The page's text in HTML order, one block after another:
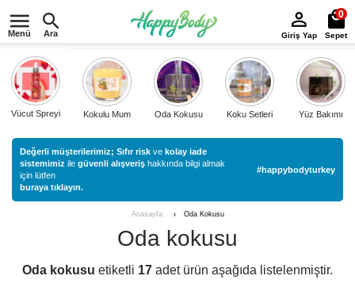
Menü Ara Giriş Yap
0
Sepet
Vücut Spreyi Kokulu Mum Oda Kokusu Koku Setleri Yüz Bakımı
Değerli müşterilerimiz; Sıfır risk ve kolay iade
sistemimiz ile güvenli alışveriş hakkında bilgi almak
için lütfen
buraya tıklayın.
#happybodyturkey
Anasayfa Oda Kokusu
Oda kokusu
Oda kokusu etiketli 17 adet ürün aşağıda listelenmiştir.